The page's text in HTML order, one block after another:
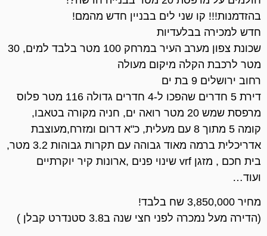
בהזדמנות!!! קו שני לים בבניין חדש מהמם!
חדש למכירה בבלעדיות
שכונת צפון מערב העיר במרחק 100 מטר בלבד למים, 30
מטר לרכבת הקלה מיקום מעולה
רחוב ירושלים 9 בת ים
דירת 5 חדרים שהפכו ל-4 חדרים גדולה 116 מטר פלוס
מרפסת שמש 20 מטר רואה ים, חניה מקורה בטאבו,
קומה 5 מתוך 8 עם מעלית, כ"א דרום ומזרח,מעוצבת
אדריכלית ברמה מאוד גבוהה עם תקרות גבוהות 3.2 מטר,
בית חכם , מזגן vrf שינוי פנים ,ארונות קיר יוקרתיים
ועוד…
מחיר 3,850,000 שח בלבד!
(הדירה מעל נמכרה לפני חצי שנה ב3.8 סטנדרט קבלן )